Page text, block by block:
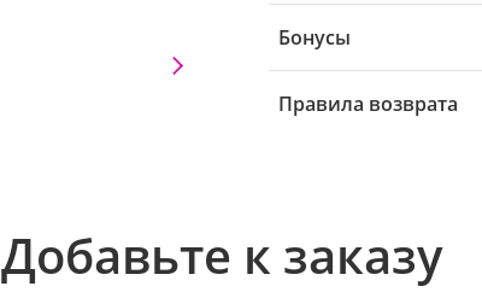
Бонусы
Правила возврата
Добавьте к заказу